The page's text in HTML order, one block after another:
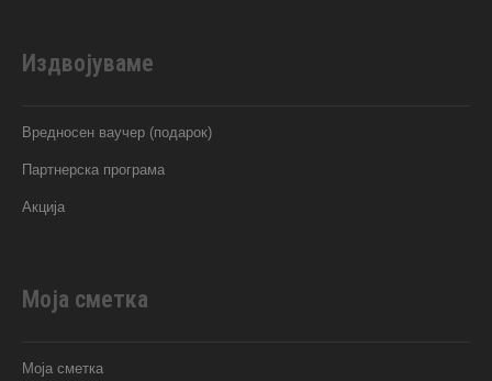
Издвојуваме
Вредносен ваучер (подарок)
Партнерска програма
Акција
Моја сметка
Моја сметка